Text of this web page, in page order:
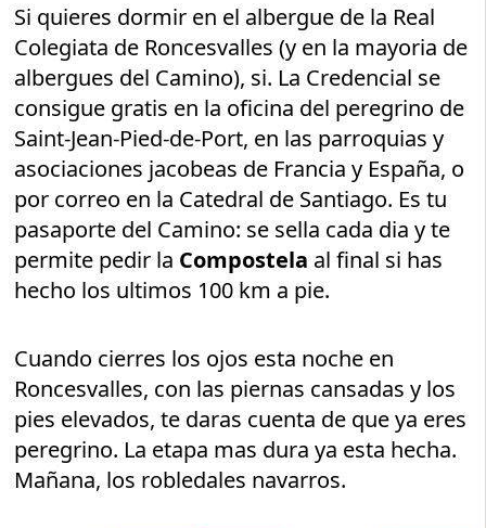
Si quieres dormir en el albergue de la Real
Colegiata de Roncesvalles (y en la mayoria de
albergues del Camino), si. La Credencial se
consigue gratis en la oficina del peregrino de
Saint-Jean-Pied-de-Port, en las parroquias y
asociaciones jacobeas de Francia y España, o
por correo en la Catedral de Santiago. Es tu
pasaporte del Camino: se sella cada dia y te
permite pedir la Compostela al final si has
hecho los ultimos 100 km a pie.
Cuando cierres los ojos esta noche en
Roncesvalles, con las piernas cansadas y los
pies elevados, te daras cuenta de que ya eres
peregrino. La etapa mas dura ya esta hecha.
Mañana, los robledales navarros.